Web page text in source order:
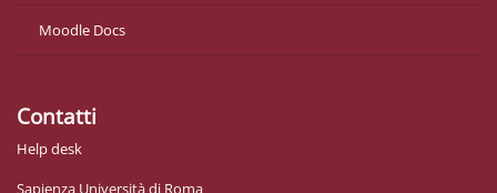
Moodle Docs
Contatti
Help desk
Sapienza Università di Roma